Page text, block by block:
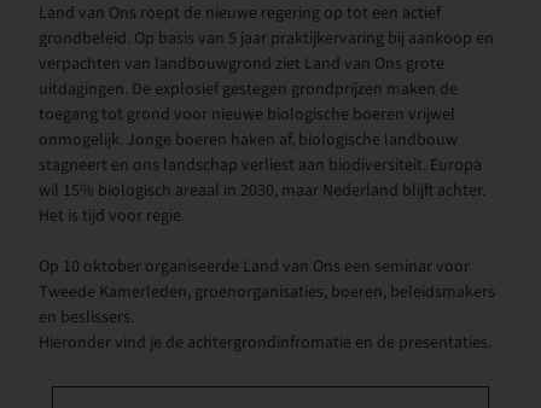
Land van Ons roept de nieuwe regering op tot een actief
grondbeleid. Op basis van 5 jaar praktijkervaring bij aankoop en
verpachten van landbouwgrond ziet Land van Ons grote
uitdagingen. De explosief gestegen grondprijzen maken de
toegang tot grond voor nieuwe biologische boeren vrijwel
onmogelijk. Jonge boeren haken af, biologische landbouw
stagneert en ons landschap verliest aan biodiversiteit. Europa
wil 15% biologisch areaal in 2030, maar Nederland blijft achter.
Het is tijd voor regie.
Op 10 oktober organiseerde Land van Ons een seminar voor
Tweede Kamerleden, groenorganisaties, boeren, beleidsmakers
en beslissers.
Hieronder vind je de achtergrondinfromatie en de presentaties.